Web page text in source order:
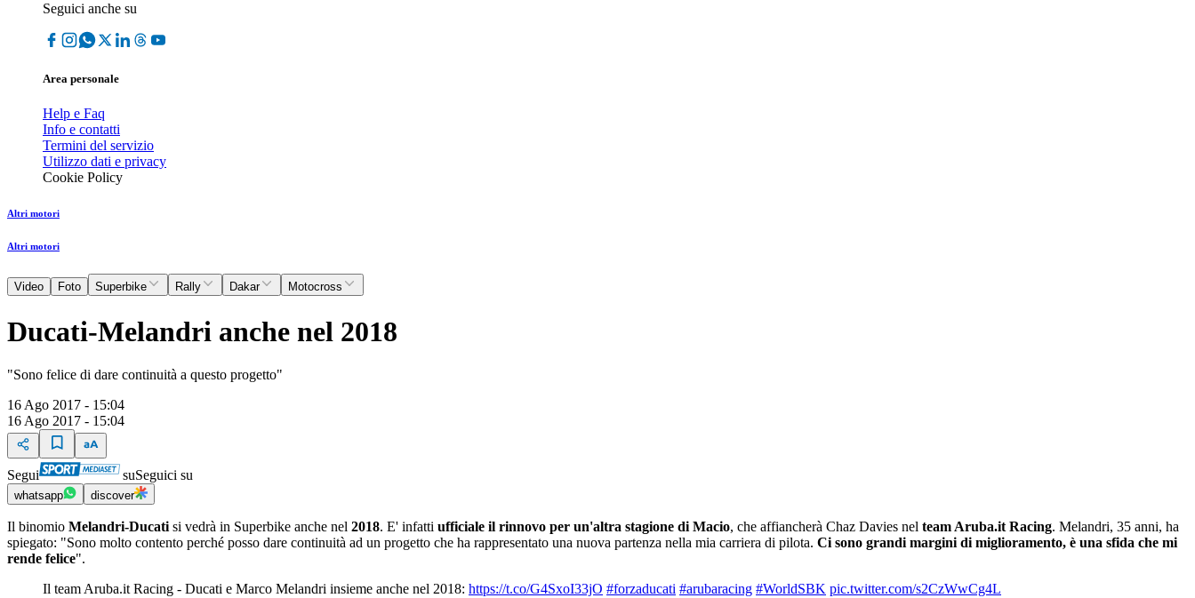
Seguici anche su
Area personale
Help e Faq
Info e contatti
Termini del servizio
Utilizzo dati e privacy
Cookie Policy
Altri motori
Altri motori
Video Foto Superbike Rally Dakar Motocross
Ducati-Melandri anche nel 2018
"Sono felice di dare continuità a questo progetto"
16 Ago 2017 - 15:04
16 Ago 2017 - 15:04
Segui suSeguici su
whatsapp discover
Il binomio Melandri-Ducati si vedrà in Superbike anche nel 2018. E' infatti ufficiale il rinnovo per un'altra stagione di Macio, che affiancherà Chaz Davies nel team Aruba.it Racing. Melandri, 35 anni, ha
spiegato: "Sono molto contento perché posso dare continuità ad un progetto che ha rappresentato una nuova partenza nella mia carriera di pilota. Ci sono grandi margini di miglioramento, è una sfida che mi
rende felice".
Il team Aruba.it Racing - Ducati e Marco Melandri insieme anche nel 2018: https://t.co/G4SxoI33jO #forzaducati #arubaracing #WorldSBK pic.twitter.com/s2CzWwCg4L